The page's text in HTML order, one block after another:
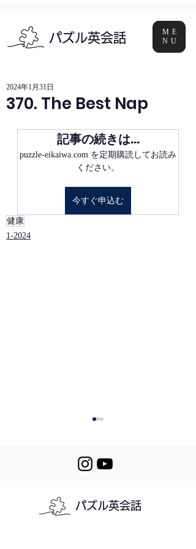
パズル英会話
ME
NU
370. The Best Nap
2024年1月31日
記事の続きは…
puzzle-eikaiwa.com を定期購読してお読み
ください。
今すぐ申込む
健康
1-2024
369. Preparing for
パズル英会話